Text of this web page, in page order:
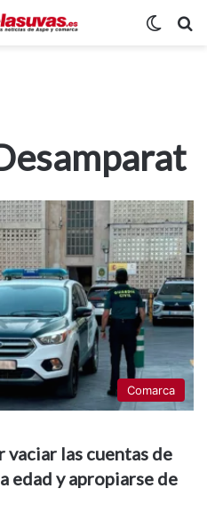
Comarca
las cuentas de
edad y apropiarse de